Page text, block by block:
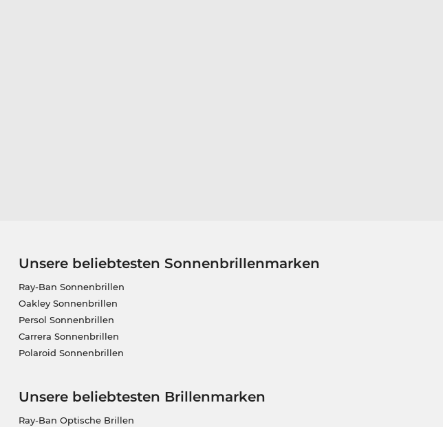
Unsere beliebtesten Sonnenbrillenmarken
Ray-Ban Sonnenbrillen
Oakley Sonnenbrillen
Persol Sonnenbrillen
Carrera Sonnenbrillen
Polaroid Sonnenbrillen
Unsere beliebtesten Brillenmarken
Ray-Ban Optische Brillen